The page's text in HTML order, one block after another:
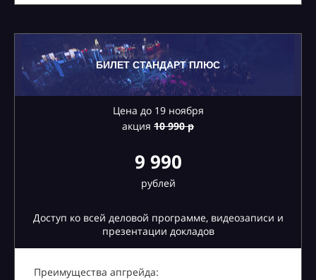
БИЛЕТ СТАНДАРТ ПЛЮС
Цена до 19 ноября
акция 10990 р
9 990
рублей
Доступ ко всей деловой программе, видеозаписи и
презентации докладов
Преимущества апгрейда: